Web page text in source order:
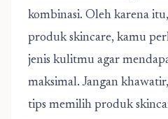
kombinasi. Oleh karena
produk skincare, kamu
jenis kulitmu agar
maksimal. Jangan
tips memilih produk